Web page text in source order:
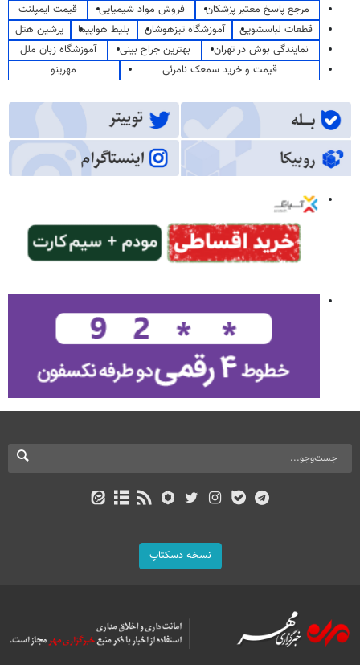
مرجع پاسخ معتبر پزشکان
فروش مواد شیمیایی
قیمت ایمپلنت
قطعات لباسشویی
آموزشگاه تیزهوشان بلیط هواپیما
پرشین هتل
نمایندگی بوش در تهران
بهترین جراح بینی
آموزشگاه زبان ملل
قیمت و خرید سمعک نامرئی
مهرینو
نسخه دسکتاپ